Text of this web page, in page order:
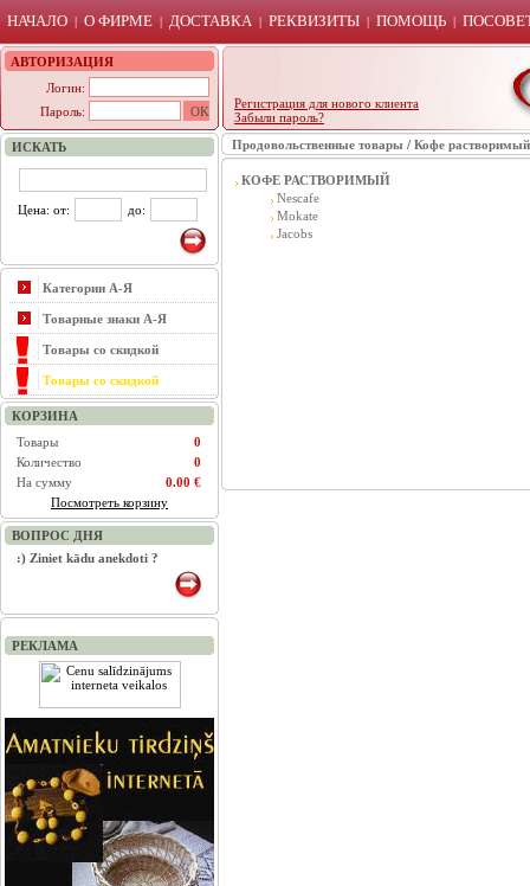
НАЧАЛО | О ФИРМЕ | ДОСТАВКА | РЕКВИЗИТЫ | ПОМОЩЬ |
АВТОРИЗАЦИЯ
Логин:
Пароль:
Регистрация для нового клиента
Забыли пароль?
ИСКАТЬ
Цена: от: до:
Категории А-Я
Товарные знаки А-Я
Товары со скидкой
Товары со скидкой
КОРЗИНА
Товары
0
Количество
0
На сумму
0.00 €
Посмотреть корзину
ВОПРОС ДНЯ
:) Ziniet kādu anekdoti ?
РЕКЛАМА
Продовольственные товары / Кофе
КОФЕ РАСТВОРИМЫЙ
Nescafe
Mokate
Jacobs